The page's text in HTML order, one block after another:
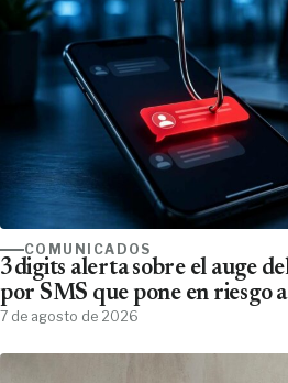
COMUNICADOS
3digits alerta sobre el auge
por SMS que pone en riesgo
7 de agosto de 2026